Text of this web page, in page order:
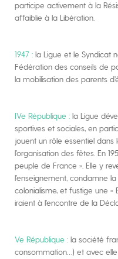
participe activement à la
affaiblie à la Libération.
1947 : la Ligue et le Syndicat
Fédération des conseils de
la mobilisation des parents
IVe République : la Ligue
sportives et sociales, en
jouent un rôle essentiel dans
l’organisation des fêtes. En
peuple de France ». Elle y
l’enseignement, condamne
colonialisme, et fustige une «
iraient à l’encontre de la
Ve République : la société
consommation…) et avec elle